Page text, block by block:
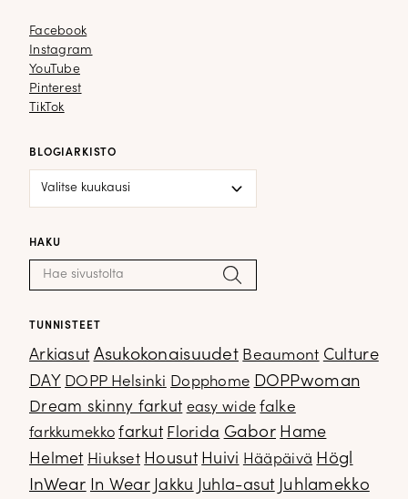
Facebook
Facebook
Instagram
Instagram
YouTube
YouTube
Pinterest
Pinterest
TikTok
TikTok
BLOGIARKISTO
HAKU
Haku: Hae
TUNNISTEET
Arkiasut Asukokonaisuudet Beaumont Culture
DAY DOPP Helsinki Dopphome DOPPwoman
Dream skinny farkut easy wide falke
farkkumekko farkut Florida Gabor Hame
Helmet Hiukset Housut Huivi Hääpäivä Högl
InWear In Wear Jakku Juhla-asut Juhlamekko